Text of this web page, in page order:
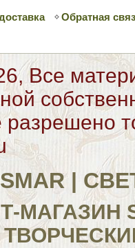
Обратная
Все
разрешено
SMAR |
МАГАЗИН